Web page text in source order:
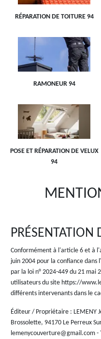
RÉPARATION DE TOITURE 94
RAMONEUR 94
POSE ET RÉPARATION DE VELUX
94
PRÉSENTATION
Conformément à l'article 6 et à
juin 2004 pour la confiance dans
par la loi n° 2024-449 du 21 mai
utilisateurs du site https://
différents intervenants dans le
Éditeur / Propriétaire : LEMENY
Brossolette, 94170 Le Perreux
lemenycouverture@gmail.com -